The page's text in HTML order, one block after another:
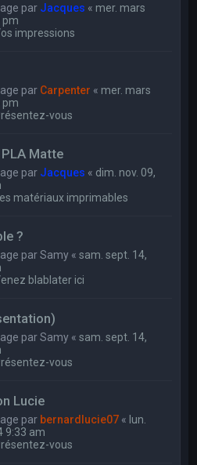
par Jacques « mer. mars
pm
impressions
par Carpenter « mer. mars
pm
vous
Matte
par Jacques « dim. nov. 09,
matériaux imprimables
?
parSamy «sam. sept. 14,
blablater ici
parSamy «sam. sept. 14,
vous
Lucie
par bernardlucie07 « lun.
9:33 am
vous